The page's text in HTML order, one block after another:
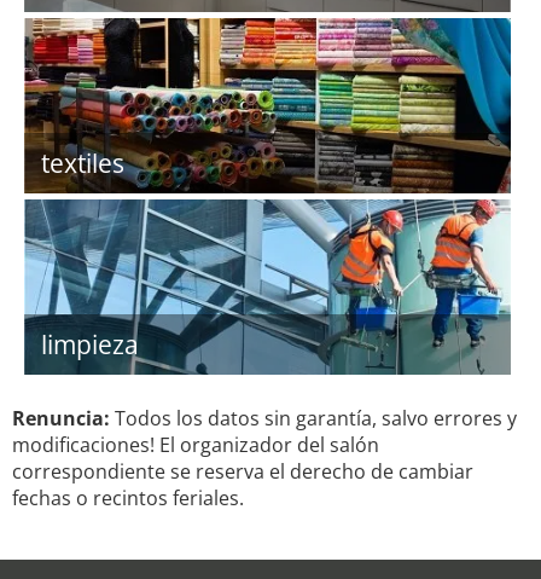
textiles
limpieza
Renuncia: Todos los datos sin garantía, salvo errores y
modificaciones! El organizador del salón
correspondiente se reserva el derecho de cambiar
fechas o recintos feriales.